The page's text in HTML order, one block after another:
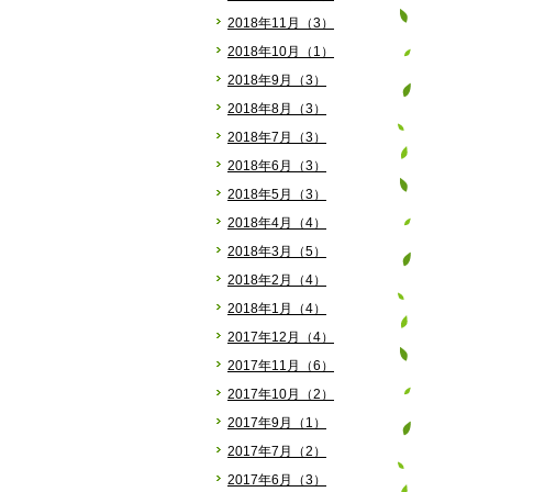
2018年11月（3）
2018年10月（1）
2018年9月（3）
2018年8月（3）
2018年7月（3）
2018年6月（3）
2018年5月（3）
2018年4月（4）
2018年3月（5）
2018年2月（4）
2018年1月（4）
2017年12月（4）
2017年11月（6）
2017年10月（2）
2017年9月（1）
2017年7月（2）
2017年6月（3）